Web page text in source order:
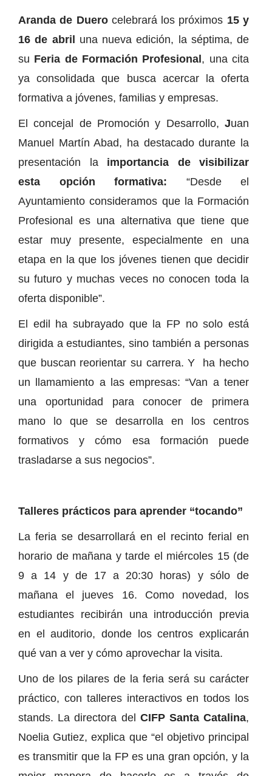
Aranda de Duero celebrará los próximos 15 y
16 de abril una nueva edición, la séptima, de
su Feria de Formación Profesional, una cita
ya consolidada que busca acercar la oferta
formativa a jóvenes, familias y empresas.
El concejal de Promoción y Desarrollo, Juan
Manuel Martín Abad, ha destacado durante la
presentación la importancia de visibilizar
esta opción formativa: “Desde el
Ayuntamiento consideramos que la Formación
Profesional es una alternativa que tiene que
estar muy presente, especialmente en una
etapa en la que los jóvenes tienen que decidir
su futuro y muchas veces no conocen toda la
oferta disponible”.
El edil ha subrayado que la FP no solo está
dirigida a estudiantes, sino también a personas
que buscan reorientar su carrera. Y ha hecho
un llamamiento a las empresas: “Van a tener
una oportunidad para conocer de primera
mano lo que se desarrolla en los centros
formativos y cómo esa formación puede
trasladarse a sus negocios”.
Talleres prácticos para aprender “tocando”
La feria se desarrollará en el recinto ferial en
horario de mañana y tarde el miércoles 15 (de
9 a 14 y de 17 a 20:30 horas) y sólo de
mañana el jueves 16. Como novedad, los
estudiantes recibirán una introducción previa
en el auditorio, donde los centros explicarán
qué van a ver y cómo aprovechar la visita.
Uno de los pilares de la feria será su carácter
práctico, con talleres interactivos en todos los
stands. La directora del CIFP Santa Catalina,
Noelia Gutiez, explica que “el objetivo principal
es transmitir que la FP es una gran opción, y la